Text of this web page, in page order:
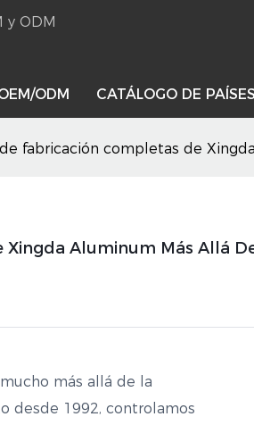
y ODM
ODM CATÁLOGO DE PAÍSES
fabricación completas de
Aluminum Más Allá
más allá de la
desde 1992, controlamos